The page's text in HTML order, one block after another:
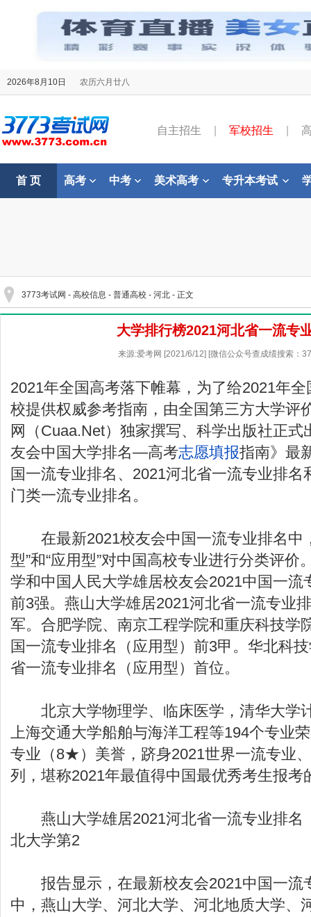
2026年8月10日 农历六月廿八
自主招生 军校招生
首 页 高考 中考 美术高考 专升本考试
3773考试网 - 高校信息 - 普通高校 - 河北 - 正文
大学排行榜2021河北省一流专
来源:爱考网 [2021/6/12] [微信公众号查成绩搜索：
2021年全国高考落下帷幕，为了给2021年
校提供权威参考指南，由全国第三方大学评
网（Cuaa.Net）独家撰写、科学出版社正式
友会中国大学排名—高考志愿填报指南》最
国一流专业排名、2021河北省一流专业排名
门类一流专业排名。
在最新2021校友会中国一流专业排名中
型”和“应用型”对中国高校专业进行分类评价
学和中国人民大学雄居校友会2021中国一流
前3强。燕山大学雄居2021河北省一流专业
军。合肥学院、南京工程学院和重庆科技学
国一流专业排名（应用型）前3甲。华北科
省一流专业排名（应用型）首位。
北京大学物理学、临床医学，清华大学
上海交通大学船舶与海洋工程等194个专业
专业（8★）美誉，跻身2021世界一流专业
列，堪称2021年最值得中国最优秀考生报考
燕山大学雄居2021河北省一流专业排名
北大学第2
报告显示，在最新校友会2021中国一流
中，燕山大学、河北大学、河北地质大学、